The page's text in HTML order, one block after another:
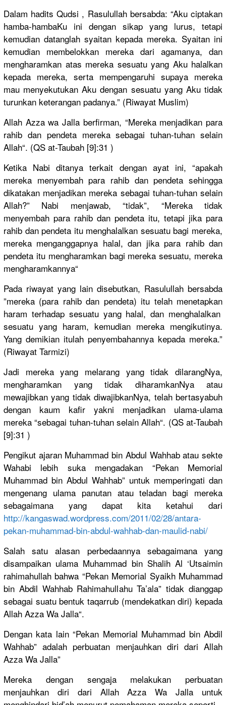
Dalam hadits Qudsi , Rasulullahbersabda: “Aku ciptakan
hamba-hambaKu ini dengan sikap yang lurus, tetapi
kemudian datanglah syaitan kepada mereka. Syaitan ini
kemudian membelokkan mereka dari agamanya, dan
mengharamkan atas mereka sesuatu yang Aku halalkan
kepada mereka, serta mempengaruhi supaya mereka
mau menyekutukan Aku dengan sesuatu yang Aku tidak
turunkan keterangan padanya.” (Riwayat Muslim)
Allah Azza wa Jalla berfirman, “Mereka menjadikan para
rahib dan pendeta mereka sebagai tuhan-tuhan selain
Allah“. (QS at-Taubah [9]:31 )
Ketika Nabi ditanya terkait dengan ayat ini, “apakah
mereka menyembah para rahib dan pendeta sehingga
dikatakan menjadikan mereka sebagai tuhan-tuhan selain
Allah?” Nabi menjawab, “tidak”, “Mereka tidak
menyembah para rahib dan pendeta itu, tetapi jika para
rahib dan pendeta itu menghalalkan sesuatu bagi mereka,
mereka menganggapnya halal, dan jika para rahib dan
pendeta itu mengharamkan bagi mereka sesuatu, mereka
mengharamkannya“
Pada riwayat yang lain disebutkan, Rasulullah bersabda
”mereka (para rahib dan pendeta) itu telah menetapkan
haram terhadap sesuatu yang halal, dan menghalalkan
sesuatu yang haram, kemudian mereka mengikutinya.
Yang demikian itulah penyembahannya kepada mereka.”
(Riwayat Tarmizi)
Jadi mereka yang melarang yang tidak dilarangNya,
mengharamkan yang tidak diharamkanNya atau
mewajibkan yang tidak diwajibkanNya, telah bertasyabuh
dengan kaum kafir yakni menjadikan ulama-ulama
mereka “sebagai tuhan-tuhan selain Allah“. (QS at-Taubah
[9]:31 )
Pengikut ajaran Muhammad bin Abdul Wahhab atau sekte
Wahabi lebih suka mengadakan “Pekan Memorial
Muhammad bin Abdul Wahhab” untuk memperingati dan
mengenang ulama panutan atau teladan bagi mereka
sebagaimana yang dapat kita ketahui dari
http://kangaswad.wordpress.com/2011/02/28/antara-
pekan-muhammad-bin-abdul-wahhab-dan-maulid-nabi/
Salah satu alasan perbedaannya sebagaimana yang
disampaikan ulama Muhammad bin Shalih Al ‘Utsaimin
rahimahullah bahwa “Pekan Memorial Syaikh Muhammad
bin Abdil Wahhab Rahimahullahu Ta’ala” tidak dianggap
sebagai suatu bentuk taqarrub (mendekatkan diri) kepada
Allah Azza Wa Jalla“.
Dengan kata lain “Pekan Memorial Muhammad bin Abdil
Wahhab” adalah perbuatan menjauhkandiri dari Allah
Azza Wa Jalla”
Mereka dengan sengaja melakukan perbuatan
menjauhkan diri dari Allah Azza Wa Jalla untuk